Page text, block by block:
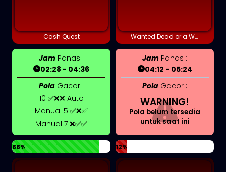
Cash Quest
Jam Panas :
02:28 - 04:36
Pola Gacor :
10 ✅❌❌ Auto
Manual 5 ✅❌✅
Manual 7 ❌✅✅
88%
Wanted Dead or a Wild
Jam Panas :
04:12 - 05:24
Pola Gacor :
WARNING!
Pola belum tersedia
untuk saat ini
12%